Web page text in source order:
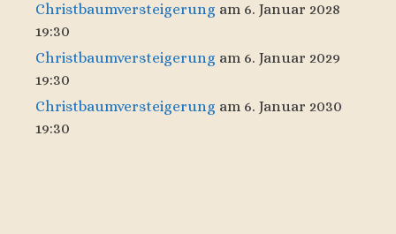
Christbaumversteigerung am 6. Januar 2028
19:30
Christbaumversteigerung am 6. Januar 2029
19:30
Christbaumversteigerung am 6. Januar 2030
19:30